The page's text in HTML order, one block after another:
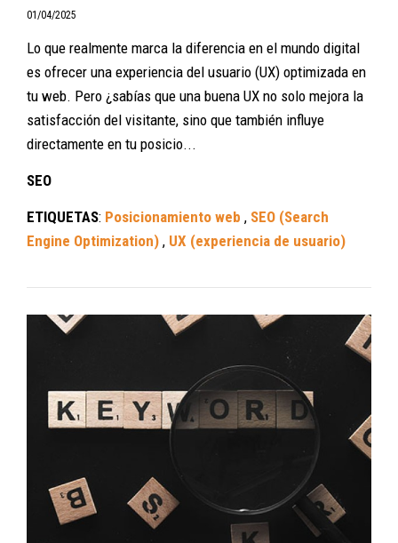
01/04/2025
Lo que realmente marca la diferencia en el mundo digital
es ofrecer una experiencia del usuario (UX) optimizada en
tu web. Pero ¿sabías que una buena UX no solo mejora la
satisfacción del visitante, sino que también influye
directamente en tu posicio...
SEO
ETIQUETAS: Posicionamiento web , SEO (Search
Engine Optimization) , UX (experiencia de usuario)